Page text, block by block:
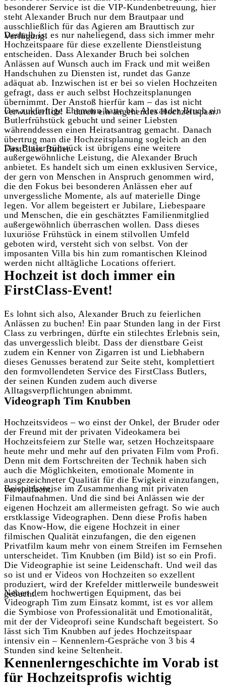
besonderer Service ist die VIP-Kundenbetreuung, hier
steht Alexander Bruch nur dem Brautpaar und
ausschließlich für das Agieren am Brauttisch zur
Verfügung.
Deshalb ist es nur naheliegend, dass sich immer mehr
Hochzeitspaare für diese exzellente Dienstleistung
entscheiden. Dass Alexander Bruch bei solchen
Anlässen auf Wunsch auch im Frack und mit weißen
Handschuhen zu Diensten ist, rundet das Ganze
adäquat ab. Inzwischen ist er bei so vielen Hochzeiten
gefragt, dass er auch selbst Hochzeitsplanungen
übernimmt. Der Anstoß hierfür kam – das ist nicht
verwunderlich! – durch ein angehendes Hochzeitspaar.
Der zukünftige Ehemann hatte bei Alexander Bruch ein
Butlerfrühstück gebucht und seiner Liebsten
währenddessen einen Heiratsantrag gemacht. Danach
übertrug man die Hochzeitsplanung sogleich an den
FirstClass Butler.
Das Butlerfrühstück ist übrigens eine weitere
außergewöhnliche Leistung, die Alexander Bruch
anbietet. Es handelt sich um einen exklusiven Service,
der gern von Menschen in Anspruch genommen wird,
die den Fokus bei besonderen Anlässen eher auf
unvergessliche Momente, als auf materielle Dinge
legen. Vor allem begeistert er Jubilare, Liebespaare
und Menschen, die ein geschätztes Familienmitglied
außergewöhnlich überraschen wollen. Dass dieses
luxuriöse Frühstück in einem stilvollen Umfeld
geboten wird, versteht sich von selbst. Von der
imposanten Villa bis hin zum romantischen Kleinod
werden nicht alltägliche Locations offeriert.
Hochzeit ist doch immer ein
FirstClass-Event!
Es lohnt sich also, Alexander Bruch zu feierlichen
Anlässen zu buchen! Ein paar Stunden lang in der First
Class zu verbringen, dürfte ein stilechtes Erlebnis sein,
das unvergesslich bleibt. Dass der dienstbare Geist
zudem ein Kenner von Zigarren ist und Liebhabern
dieses Genusses beratend zur Seite steht, komplettiert
den formvollendeten Service des FirstClass Butlers,
der seinen Kunden zudem auch diverse
Alltagsverpflichtungen abnimmt.
Videograph Tim Knubben
Hochzeitsvideos – wo einst der Onkel, der Bruder oder
der Freund mit der privaten Videokamera bei
Hochzeitsfeiern zur Stelle war, setzen Hochzeitspaare
heute mehr und mehr auf den privaten Film vom Profi.
Denn mit dem Fortschreiten der Technik haben sich
auch die Möglichkeiten, emotionale Momente in
ausgezeichneter Qualität für die Ewigkeit einzufangen,
vervielfacht.
Beispielsweise im Zusammenhang mit privaten
Filmaufnahmen. Und die sind bei Anlässen wie der
eigenen Hochzeit am allermeisten gefragt. So wie auch
erstklassige Videographen. Denn diese Profis haben
das Know-How, die eigene Hochzeit in einer
filmischen Qualität einzufangen, die den eigenen
Privatfilm kaum mehr von einem Streifen im Fernsehen
unterscheidet. Tim Knubben (im Bild) ist so ein Profi.
Die Videographie ist seine Leidenschaft. Und weil das
so ist und er Videos von Hochzeiten so exzellent
produziert, wird der Krefelder mittlerweile bundesweit
gebucht.
Neben dem hochwertigen Equipment, das bei
Videograph Tim zum Einsatz kommt, ist es vor allem
die Symbiose von Professionalität und Emotionalität,
mit der der Videoprofi seine Kundschaft begeistert. So
lässt sich Tim Knubben auf jedes Hochzeitspaar
intensiv ein – Kennenlern-Gespräche von 3 bis 4
Stunden sind keine Seltenheit.
Kennenlerngeschichte im Vorab ist
für Hochzeitsprofis wichtig